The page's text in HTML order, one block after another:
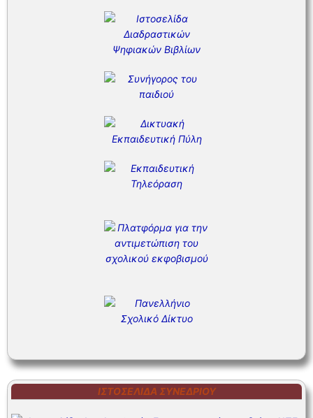
ΙΣΤΟΣΕΛΊΔΑ ΣΥΝΕΔΡΊΟΥ